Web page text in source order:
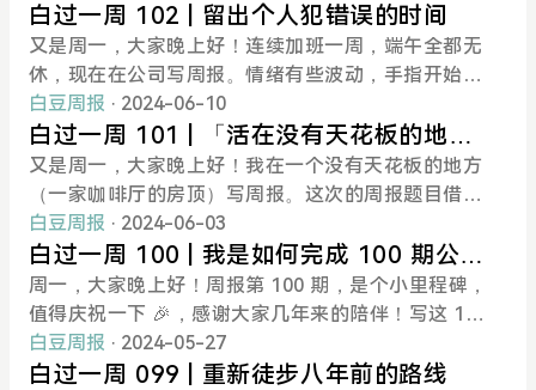
的事」周六为了给 BD company 的朋友写我的「一
人企业」的月进度报告，一下午都在咖啡厅，一直搞
到 23:50 ，些许疲惫，但特别开心——我在几个小时
内使用自己喜欢的软件 Heptabase 把大脑的想法都
视觉化丢到白板上、还产出了一份自己读来都很有收
获的报告。这几天就开始反思：只要有找个地方坐下
来，只要有网络电脑，几个小时自由时间，就能获得
如此多的快乐，为什么我没有经常性做这些事呢？有
时候玩儿有趣的 Steam 单机游戏、写歌做视频、和
朋友畅聊好久等这些很容易获得开心的事情，我最近
一段时间很少做呢？我发现是因为能够很快就「爽的
事情」太多，「开心的事情」阻力太多。「爽的事
情」多巴胺快乐，我想要的「开心的事情」内啡肽快
白过一周 102 | 留出个人犯错误的时间
又是周一，大家晚上好！连续加班一周，端午全都无
休，现在在公司写周报。情绪有些波动，手指开始敲
击键盘，逐渐稳定好转起来。🤔一周复盘本周关键
词：「个人试错」「个体周期内迭代」种群通过淘汰
掉不合适的个体来进行优化；个体也可以通过淘汰掉
自己被证明是错误的行为，来实现优化。从 YJango
的视频中看到的一个观点，在高强度工作，基本没有
任何个人尝试，Explore Exploit的这一周深刻体会。
弄明白了为什么打工加班如此心累。我尝试用自己的
话来阐述下对 YJango 视频的理解：生命（基因）的
目的是为了永远存在，想要生存就需要预测合适的信
息，比如什么样的生理特征更可能在当前的环境中存
白豆周报 · 2024-06-10
白过一周 101 | 「活在没有天花板的地
方」
又是周一，大家晚上好！我在一个没有天花板的地方
（一家咖啡厅的房顶）写周报。这次的周报题目借用
了朋友Kay 的话。🤔一周复盘本周关键词：「露天」
「meetup」狭窄的空间限制思维，让人烦躁短时；
开阔的环境拓展视野，使人自由放松。夏天来了，室
内很闷热。除了周一在加班和写周报，其他四天下班
之后都和朋友在室外，没有刻意安排，基本都是临时
起意约了朋友。周二在一咖啡馆的院子里露天看《杀
白豆周报 · 2024-06-03
白过一周 100 | 我是如何完成 100 期公开
周报的？
周一，大家晚上好！周报第 100 期，是个小里程碑，
值得庆祝一下 🎉，感谢大家几年来的陪伴！写这 100
期公开的周报，算是这几年对我改变最大的事情了。
生活工作太枯燥，还是要自己给自己增加些仪式感，
白豆周报 · 2024-05-27
白过一周 099 | 重新徒步八年前的路线